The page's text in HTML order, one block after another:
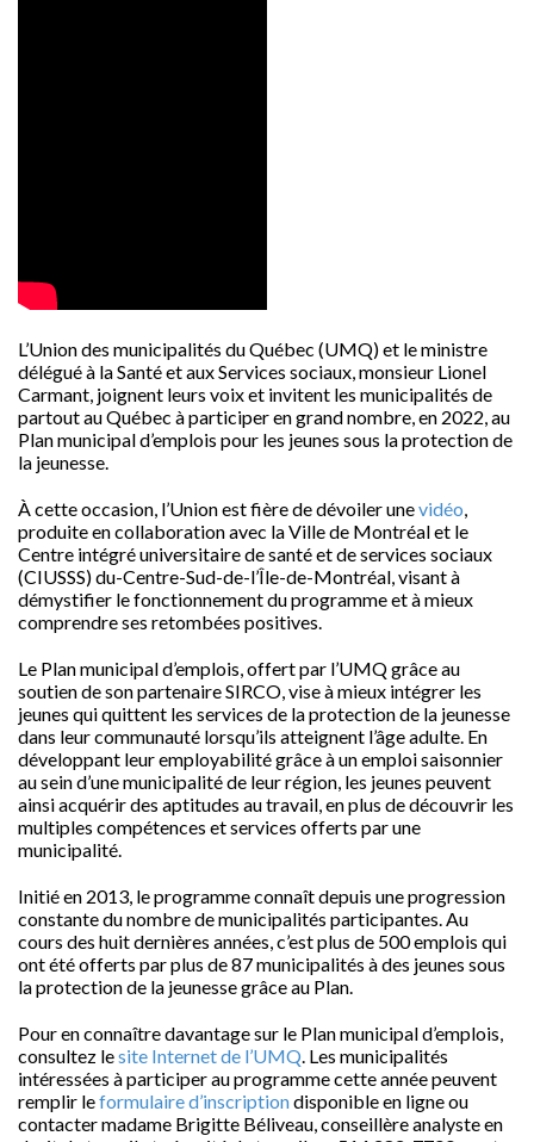
L’Union des municipalités du Québec (UMQ) et le ministre
délégué à la Santé et aux Services sociaux, monsieur Lionel
Carmant, joignent leurs voix et invitent les municipalités de
partout au Québec à participer en grand nombre, en 2022, au
Plan municipal d’emplois pour les jeunes sous la protection de
la jeunesse.
À cette occasion, l’Union est fière de dévoiler unevidéo,
produite en collaboration avec la Ville de Montréal et le
Centre intégré universitaire de santé et de services sociaux
(CIUSSS) du-Centre-Sud-de-l’Île-de-Montréal, visant à
démystifier le fonctionnement du programme et à mieux
comprendre ses retombées positives.
Le Plan municipal d’emplois, offert par l’UMQ grâce au
soutien de son partenaire SIRCO, vise à mieux intégrer les
jeunes qui quittent les services de la protection de la jeunesse
dans leur communauté lorsqu’ils atteignent l’âge adulte. En
développant leur employabilité grâce à un emploi saisonnier
au sein d’une municipalité de leur région, les jeunes peuvent
ainsi acquérir des aptitudes au travail, en plus de découvrir les
multiples compétences et services offerts par une
municipalité.
Initié en 2013, le programme connaît depuis une progression
constante du nombre de municipalités participantes. Au
cours des huit dernières années, c’est plus de 500 emplois qui
ont été offerts par plus de 87 municipalités à des jeunes sous
la protection de la jeunesse grâce au Plan.
Pour en connaître davantage sur le Plan municipal d’emplois,
consultez lesite Internet de l’UMQ. Les municipalités
intéressées à participer au programme cette année peuvent
remplir leformulaire d’inscriptiondisponible en ligne ou
contacter madame Brigitte Béliveau, conseillère analyste en